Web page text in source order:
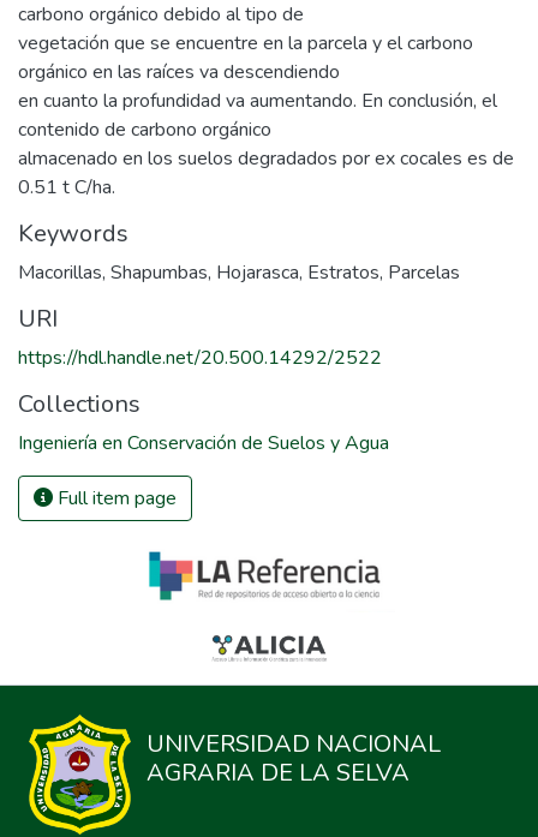
carbono orgánico debido al tipo de
vegetación que se encuentre en la parcela y el carbono
orgánico en las raíces va descendiendo
en cuanto la profundidad va aumentando. En conclusión, el
contenido de carbono orgánico
almacenado en los suelos degradados por ex cocales es de
0.51 t C/ha.
Keywords
Macorillas, Shapumbas, Hojarasca, Estratos, Parcelas
URI
https://hdl.handle.net/20.500.14292/2522
Collections
Ingeniería en Conservación de Suelos y Agua
Full item page
UNIVERSIDAD NACIONAL
AGRARIA DE LA SELVA